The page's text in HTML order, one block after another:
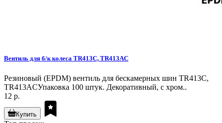
Вентиль для б/к колеса TR413C, TR413AC
Резиновый (EPDM) вентиль для бескамерных шин TR413C,
TR413ACУпаковка 100 штук. Декоративный, с хром..
12 р.
Купить